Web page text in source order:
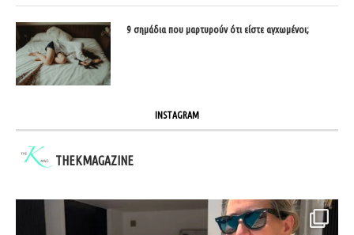
9 σημάδια που μαρτυρούν ότι είστε αγχωμένοι;
INSTAGRAM
THEKMAGAZINE